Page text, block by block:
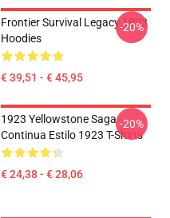
Frontier Survival Legacy 1923
Hoodies
€ 39,51 - € 45,95
-20%
1923 Yellowstone Saga
Continua Estilo 1923 T-Shirts
€ 24,38 - € 28,06
-20%